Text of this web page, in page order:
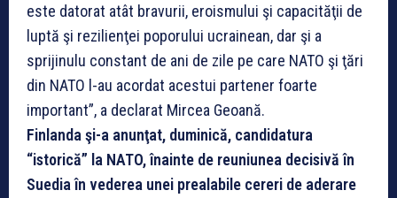
este datorat atât bravurii, eroismului şi capacităţii de
luptă şi rezilienţei poporului ucrainean, dar şi a
sprijinulu constant de ani de zile pe care NATO şi ţări
din NATO l-au acordat acestui partener foarte
important”, a declarat Mircea Geoană.
Finlanda şi-a anunţat, duminică, candidatura
“istorică” la NATO, înainte de reuniunea decisivă în
Suedia în vederea unei prealabile cereri de aderare